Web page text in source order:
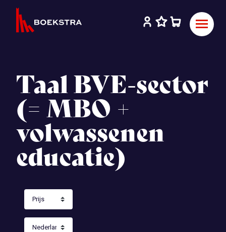
Taal BVE-sector
(= MBO +
volwassenen
educatie)